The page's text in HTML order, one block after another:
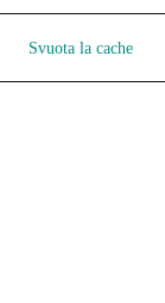
Svuota la cache